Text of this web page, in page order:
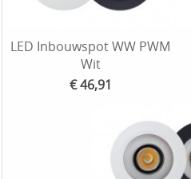
LED Inbouwspot WW PWM
Wit
€ 46,91